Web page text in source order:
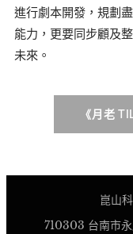
進行劇本開發，規劃
能力，更要同步顧及
未來。
《月老
崑山
710303 台南市